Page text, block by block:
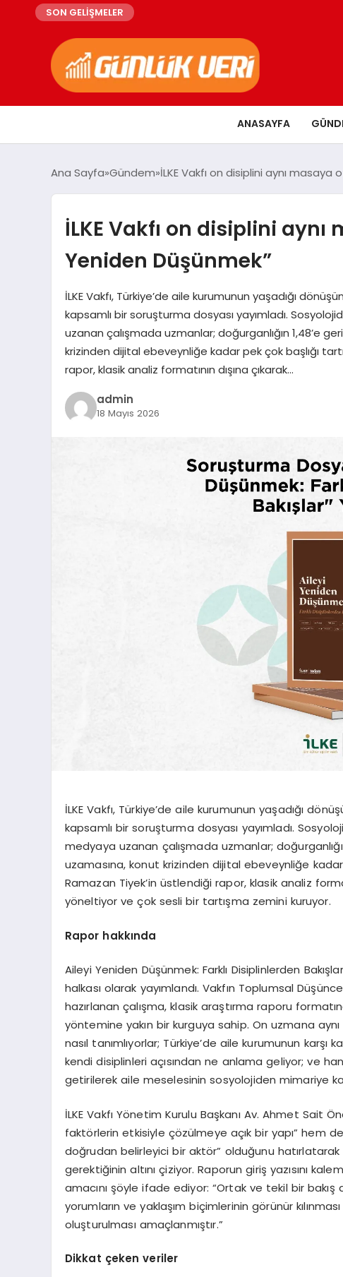
SON GELİŞMELER
ANASAYFA
Ana Sayfa Gündem İLKE Vakfı on disiplini aynı
İLKE Vakfı on disiplini
Yeniden Düşünmek”
İLKE Vakfı, Türkiye’de aile kurumunun yaşadığı
kapsamlı bir soruşturma dosyası yayımladı.
uzanan çalışmada uzmanlar; doğurganlığın 1,48’e
krizinden dijital ebeveynliğe kadar pek çok başlığı
rapor, klasik analiz formatının dışına çıkarak…
admin
18 Mayıs 2026
İLKE Vakfı, Türkiye’de aile kurumunun yaşadığı
kapsamlı bir soruşturma dosyası yayımladı.
medyaya uzanan çalışmada uzmanlar;
uzamasına, konut krizinden dijital ebeveynliğe kadar
Ramazan Tiyek’in üstlendiği rapor, klasik analiz
yöneltiyor ve çok sesli bir tartışma zemini kuruyor.
Rapor hakkında
Aileyi Yeniden Düşünmek: Farklı Disiplinlerden
halkası olarak yayımlandı. Vakfın Toplumsal
hazırlanan çalışma, klasik araştırma raporu
yöntemine yakın bir kurguya sahip. On uzmana
nasıl tanımlıyorlar; Türkiye’de aile kurumunun karşı
kendi disiplinleri açısından ne anlama geliyor; ve
getirilerek aile meselesinin sosyolojiden mimariye
İLKE Vakfı Yönetim Kurulu Başkanı Av. Ahmet Sait
faktörlerin etkisiyle çözülmeye açık bir yapı” hem
doğrudan belirleyici bir aktör” olduğunu
gerektiğinin altını çiziyor. Raporun giriş yazısını
amacını şöyle ifade ediyor: “Ortak ve tekil bir
yorumların ve yaklaşım biçimlerinin görünür
oluşturulması amaçlanmıştır.”
Dikkat çeken veriler